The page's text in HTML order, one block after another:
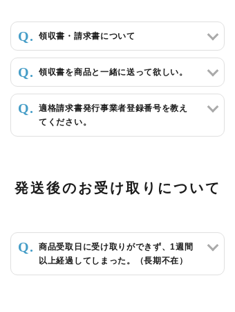
領収書・請求書について
領収書を商品と一緒に送って欲しい。
適格請求書発行事業者登録番号を教え
てください。
発送後のお受け取りについて
商品受取日に受け取りができず、1週間
以上経過してしまった。（長期不在）